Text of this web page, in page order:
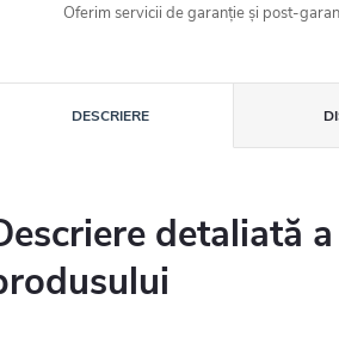
Oferim servicii de garanție și post-
DESCRIERE
detaliată a